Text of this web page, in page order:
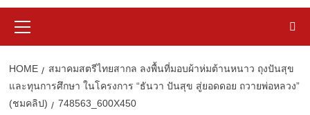
Menu
HOME
สมาคมสตรีไทยสากล ลงพื้นที่มอบผ้าห่มต้านหนาว ถุงปันสุข
และทุนการศึกษา ในโครงการ “ธันวา ปันสุข สู่ยอดดอย ถวายพ่อหลวง”
(ชมคลิป)
748563_600X450